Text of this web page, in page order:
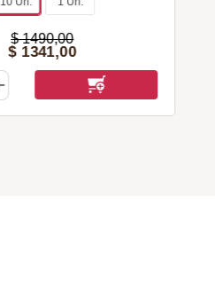
$ 1490,00
$ 1341,00